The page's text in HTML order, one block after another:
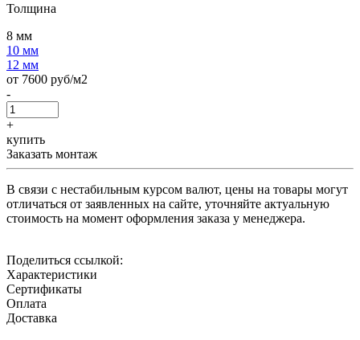
Толщина
8 мм
10 мм
12 мм
от 7600 руб/м2
-
+
купить
Заказать монтаж
В связи с нестабильным курсом валют, цены на товары могут
отличаться от заявленных на сайте, уточняйте актуальную
стоимость на момент оформления заказа у менеджера.
Поделиться ссылкой:
Характеристики
Сертификаты
Оплата
Доставка